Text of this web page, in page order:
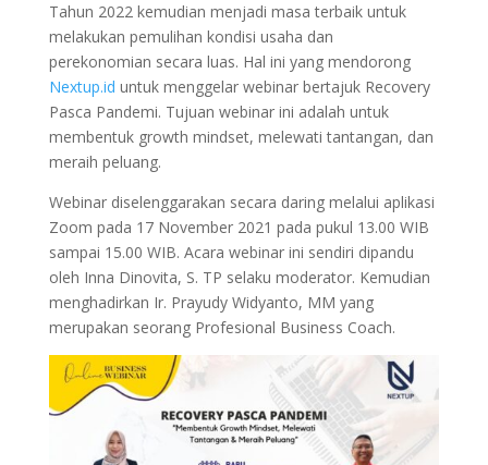
Tahun 2022 kemudian menjadi masa terbaik untuk
melakukan pemulihan kondisi usaha dan
perekonomian secara luas. Hal ini yang mendorong
Nextup.id untuk menggelar webinar bertajuk Recovery
Pasca Pandemi. Tujuan webinar ini adalah untuk
membentuk growth mindset, melewati tantangan, dan
meraih peluang.
Webinar diselenggarakan secara daring melalui aplikasi
Zoom pada 17 November 2021 pada pukul 13.00 WIB
sampai 15.00 WIB. Acara webinar ini sendiri dipandu
oleh Inna Dinovita, S. TP selaku moderator. Kemudian
menghadirkan Ir. Prayudy Widyanto, MM yang
merupakan seorang Profesional Business Coach.